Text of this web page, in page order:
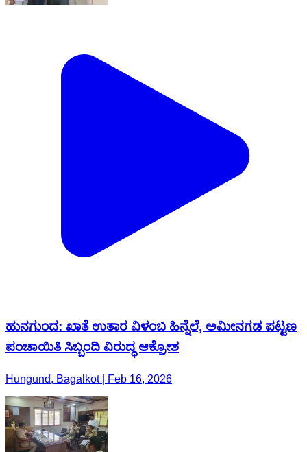
ಹುನಗುಂದ: ಖಾತೆ ಉತಾರ ವಿಳಂಬ ಹಿನ್ನೆಲೆ, ಅಮೀನಗಡ ಪಟ್ಟಣ
ಪಂಚಾಯಿತಿ ಸಿಬ್ಬಂದಿ ವಿರುದ್ಧ ಆಕ್ರೋಶ
Hungund, Bagalkot | Feb 16, 2026